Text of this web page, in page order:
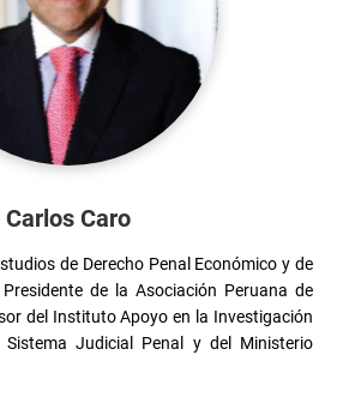
Carlos Caro
de Derecho Penal Económico y de
Presidente de la Asociación Peruana de
del Instituto Apoyo en la Investigación
Sistema Judicial Penal y del Ministerio